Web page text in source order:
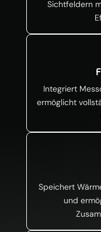
Sichtfeldern
Integriert
ermöglicht
Speichert
und